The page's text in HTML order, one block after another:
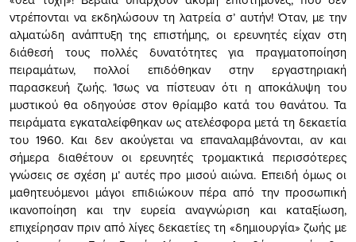
ντρέπονται να εκδηλώσουν τη λατρεία σ’ αυτήν! Όταν, με την
αλματώδη ανάπτυξη της επιστήμης, οι ερευνητές είχαν στη
διάθεσή τους πολλές δυνατότητες για πραγματοποίηση
πειραμάτων, πολλοί επιδόθηκαν στην εργαστηριακή
παρασκευή ζωής. Ίσως να πίστευαν ότι η αποκάλυψη του
μυστικού θα οδηγούσε στον θρίαμβο κατά του θανάτου. Τα
πειράματα εγκαταλείφθηκαν ως ατελέσφορα μετά τη δεκαετία
του 1960. Και δεν ακούγεται να επαναλαμβάνονται, αν και
σήμερα διαθέτουν οι ερευνητές τρομακτικά περισσότερες
γνώσεις σε σχέση μ’ αυτές προ μισού αιώνα. Επειδή όμως οι
μαθητευόμενοι μάγοι επιδιώκουν πέρα από την προσωπική
ικανοποίηση και την ευρεία αναγνώριση και καταξίωση,
επιχείρησαν πριν από λίγες δεκαετίες τη «δημιουργία» ζωής με